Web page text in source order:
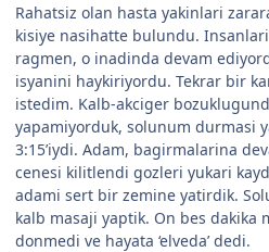
Rahatsiz olan hasta yakinlari
kisiye nasihatte bulundu.
ragmen, o inadinda devam
isyanini haykiriyordu. Tekrar bir
istedim. Kalb-akciger
yapamiyorduk, solunum durmasi
3:15’iydi. Adam, bagirmalarina
cenesi kilitlendi gozleri yukari
adami sert bir zemine yatirdik.
kalb masaji yaptik. On bes dakika
donmedi ve hayata ‘elveda’ dedi.